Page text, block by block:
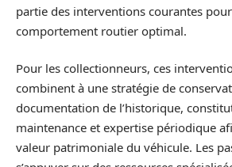
partie des interventions courantes
comportement routier optimal.
Pour les collectionneurs, ces
combinent à une stratégie de
documentation de l’historique,
maintenance et expertise périodique
valeur patrimoniale du véhicule. Les